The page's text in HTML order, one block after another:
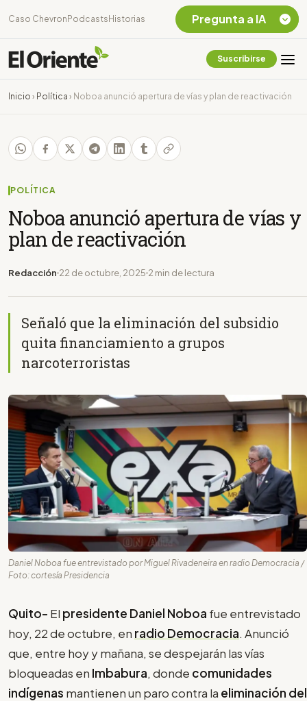
Caso Chevron Podcasts Historias
Suscribirse
Inicio › Política › Noboa anunció apertura de vías y plan de reactivación
POLÍTICA
Noboa anunció apertura de vías y
plan de reactivación
Redacción 22 de octubre, 2025 2 min de lectura
Señaló que la eliminación del subsidio
quita financiamiento a grupos
narcoterroristas
Daniel Noboa fue entrevistado por Miguel Rivadeneira en radio Democracia /
Foto: cortesía Presidencia
Quito- El presidente Daniel Noboa fue entrevistado
hoy, 22 de octubre, en radio Democracia. Anunció
que, entre hoy y mañana, se despejarán las vías
bloqueadas en Imbabura, donde comunidades
indígenas mantienen un paro contra la eliminación del
Pregunta a IA
Chevron Ecuador